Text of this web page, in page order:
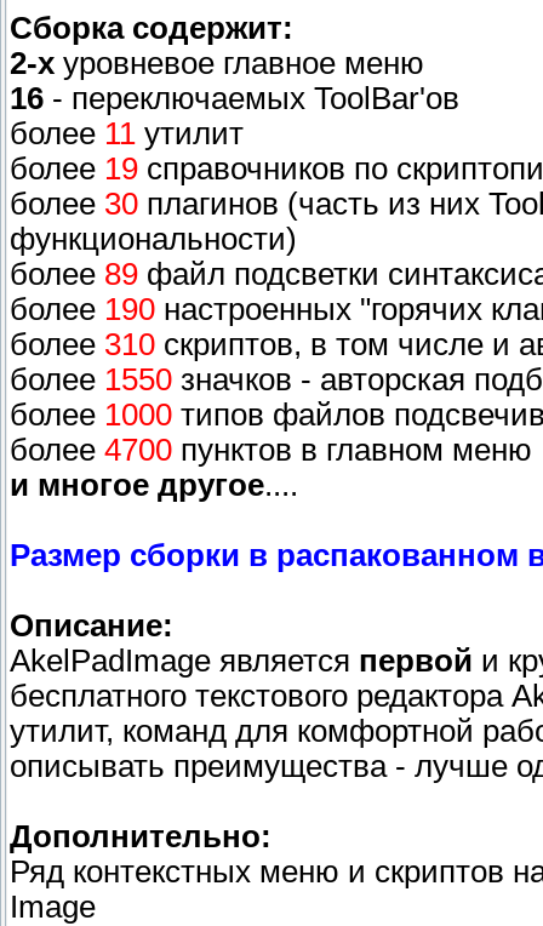
Сборка содержит:
2-x уровневое главное меню
16 - переключаемых ToolBar'ов
более 11 утилит
более 19 справочников по
более 30 плагинов (часть из них
функциональности)
более 89 файл подсветки
более 190 настроенных "горячих
более 310 скриптов, в том числе и
более 1550 значков - авторская
более 1000 типов файлов
более 4700 пунктов в главном меню
и многое другое....
Размер сборки в распакованном
Описание:
AkelPadImage является первой и
бесплатного текстового редактора
утилит, команд для комфортной
описывать преимущества - лучше
Дополнительно:
Ряд контекстных меню и скриптов
Image